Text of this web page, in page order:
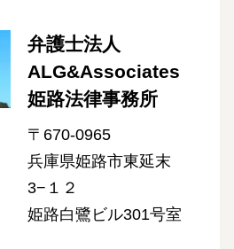
弁護士法人
ALG&Associates
姫路法律事務所
〒670-0965
兵庫県姫路市東延末
3−１２
姫路白鷺ビル301号室